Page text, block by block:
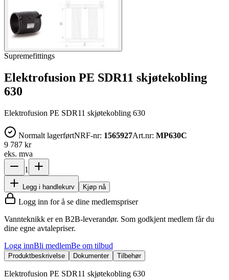
Supremefittings
Elektrofusion PE SDR11 skjøtekobling
630
Elektrofusion PE SDR11 skjøtekobling 630
Normalt lagerførtNRF-nr: 1565927Art.nr: MP630C
9 787 kr
eks. mva
1
Legg i handlekurv Kjøp nå
Logg inn for å se dine medlemspriser
Vannteknikk er en B2B-leverandør. Som godkjent medlem får du
dine egne avtalepriser.
Logg innBli medlemBe om tilbud
Produktbeskrivelse Dokumenter Tilbehør
Elektrofusion PE SDR11 skjøtekobling 630